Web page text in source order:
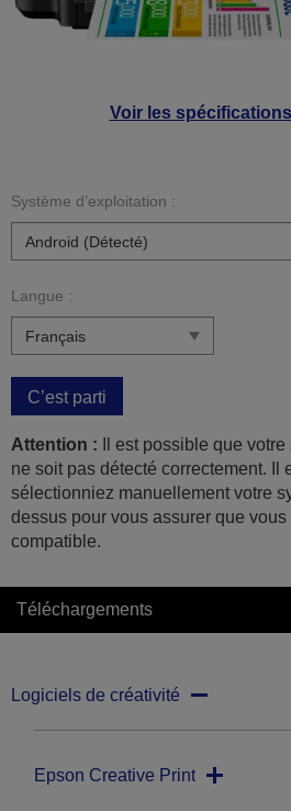
Voir les
Système d’exploitation :
Langue :
C’est parti
Attention : Il est possible que
ne soit pas détecté correctement. Il
sélectionniez manuellement votre
dessus pour vous assurer que
compatible.
Téléchargements
Logiciels de créativité
Epson Creative Print